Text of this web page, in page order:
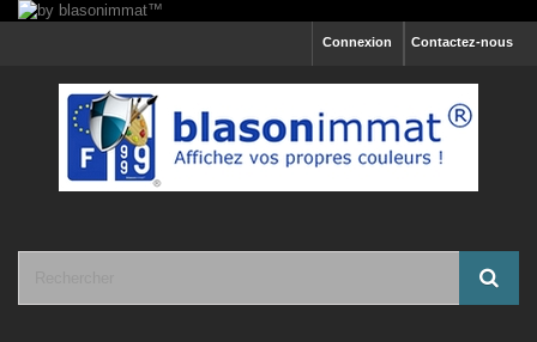
Contactez-nous
Connexion